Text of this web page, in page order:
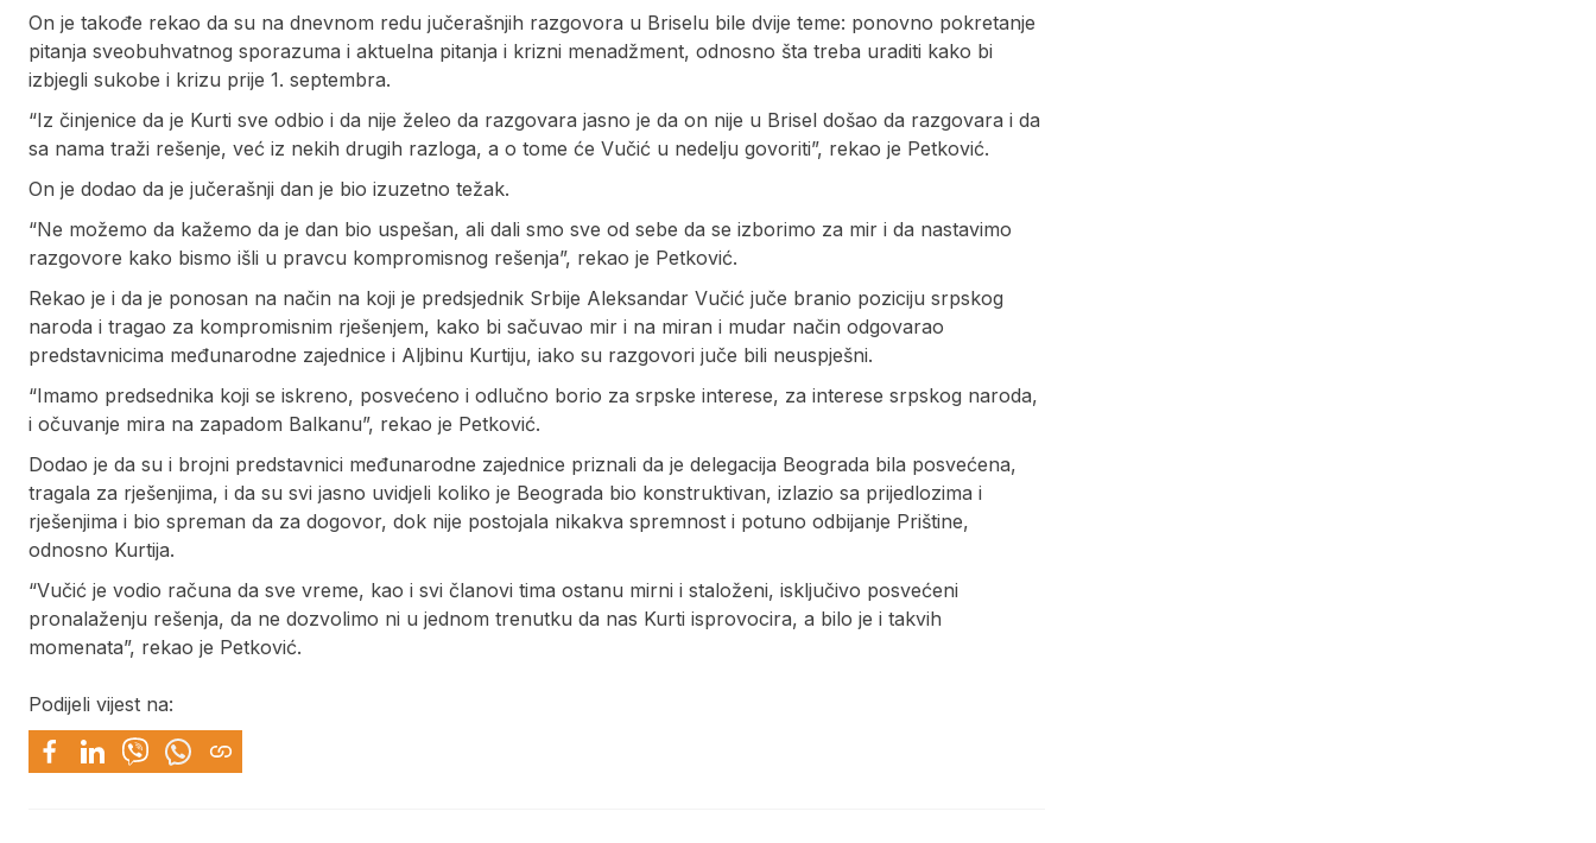
On je takođe rekao da su na dnevnom redu jučerašnjih razgovora u Briselu bile dvije teme: ponovno pokretanje
pitanja sveobuhvatnog sporazuma i aktuelna pitanja i krizni menadžment, odnosno šta treba uraditi kako bi
izbjegli sukobe i krizu prije 1. septembra.
“Iz činjenice da je Kurti sve odbio i da nije želeo da razgovara jasno je da on nije u Brisel došao da razgovara i da
sa nama traži rešenje, već iz nekih drugih razloga, a o tome će Vučić u nedelju govoriti”, rekao je Petković.
On je dodao da je jučerašnji dan je bio izuzetno težak.
“Ne možemo da kažemo da je dan bio uspešan, ali dali smo sve od sebe da se izborimo za mir i da nastavimo
razgovore kako bismo išli u pravcu kompromisnog rešenja”, rekao je Petković.
Rekao je i da je ponosan na način na koji je predsjednik Srbije Aleksandar Vučić juče branio poziciju srpskog
naroda i tragao za kompromisnim rješenjem, kako bi sačuvao mir i na miran i mudar način odgovarao
predstavnicima međunarodne zajednice i Aljbinu Kurtiju, iako su razgovori juče bili neuspješni.
“Imamo predsednika koji se iskreno, posvećeno i odlučno borio za srpske interese, za interese srpskog naroda,
i očuvanje mira na zapadom Balkanu”, rekao je Petković.
Dodao je da su i brojni predstavnici međunarodne zajednice priznali da je delegacija Beograda bila posvećena,
tragala za rješenjima, i da su svi jasno uvidjeli koliko je Beograda bio konstruktivan, izlazio sa prijedlozima i
rješenjima i bio spreman da za dogovor, dok nije postojala nikakva spremnost i potuno odbijanje Prištine,
odnosno Kurtija.
“Vučić je vodio računa da sve vreme, kao i svi članovi tima ostanu mirni i staloženi, isključivo posvećeni
pronalaženju rešenja, da ne dozvolimo ni u jednom trenutku da nas Kurti isprovocira, a bilo je i takvih
momenata”, rekao je Petković.
Podijeli vijest na: